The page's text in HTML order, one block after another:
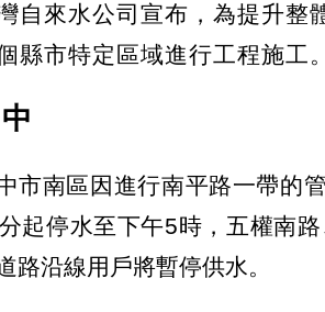
自來水公司宣布，為提升整
縣市特定區域進行工程施工
市南區因進行南平路一帶的
起停水至下午5時，五權南
路沿線用戶將暫停供水。